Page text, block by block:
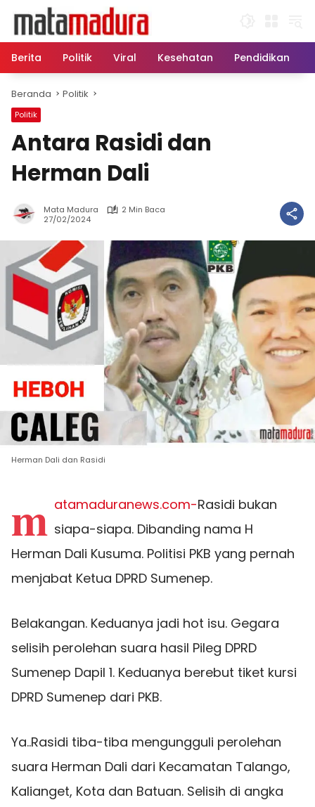
konten
Berita
Politik Viral Kesehatan Pendidikan
Beranda Politik
Politik
Antara Rasidi dan
Herman Dali
Mata Madura
2 Min Baca
27/02/2024
Herman Dali dan Rasidi
m atamaduranews.com-Rasidi bukan
siapa-siapa. Dibanding nama H
Herman Dali Kusuma. Politisi PKB yang pernah
menjabat Ketua DPRD Sumenep.
Belakangan. Keduanya jadi hot isu. Gegara
selisih perolehan suara hasil Pileg DPRD
Sumenep Dapil 1. Keduanya berebut tiket kursi
DPRD Sumenep dari PKB.
Ya..Rasidi tiba-tiba mengungguli perolehan
suara Herman Dali dari Kecamatan Talango,
Kalianget, Kota dan Batuan. Selisih di angka